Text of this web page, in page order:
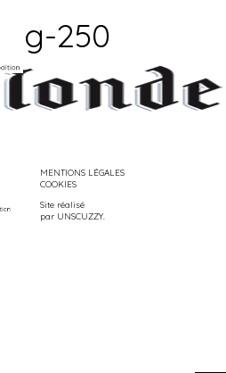
250
MENTIONS LÉGALES
COOKIES
Site réalisé
par UNSCUZZY